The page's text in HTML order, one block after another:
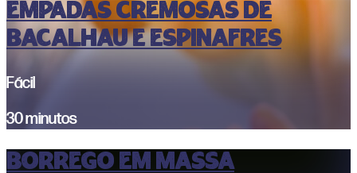
EMPADAS CREMOSAS DE
BACALHAU E ESPINAFRES
Fácil
30 minutos
Borrego em massa